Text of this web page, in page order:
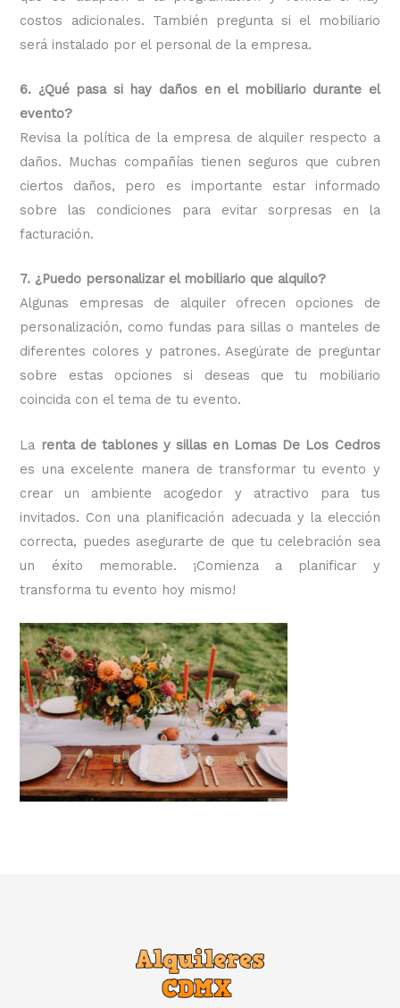
costos adicionales. También pregunta si el mobiliario
será instalado por el personal de la empresa.
6. ¿Qué pasa si hay daños en el mobiliario durante el
evento?
Revisa la política de la empresa de alquiler respecto a
daños. Muchas compañías tienen seguros que cubren
ciertos daños, pero es importante estar informado
sobre las condiciones para evitar sorpresas en la
facturación.
7. ¿Puedo personalizar el mobiliario que alquilo?
Algunas empresas de alquiler ofrecen opciones de
personalización, como fundas para sillas o manteles de
diferentes colores y patrones. Asegúrate de preguntar
sobre estas opciones si deseas que tu mobiliario
coincida con el tema de tu evento.
La renta de tablones y sillas en Lomas De Los Cedros
es una excelente manera de transformar tu evento y
crear un ambiente acogedor y atractivo para tus
invitados. Con una planificación adecuada y la elección
correcta, puedes asegurarte de que tu celebración sea
un éxito memorable. ¡Comienza a planificar y
transforma tu evento hoy mismo!